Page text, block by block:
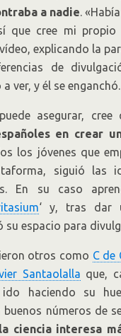
a nadie.
que cree mi propio
explicando la
de
ver, y él se enganchó.
asegurar,
en crear
los jóvenes que
siguió las
En su caso
‘ y, tras dar
su espacio para
otros como C de
Santaolalla que,
haciendo su
buenos números de
la ciencia interesa